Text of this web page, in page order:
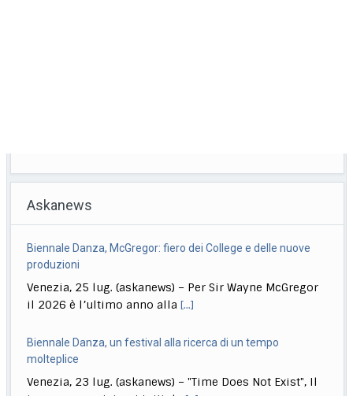
Askanews
Biennale Danza, un festival alla ricerca di un tempo
molteplice
Venezia, 23 lug. (askanews) – "Time Does Not Exist", Il
tempo non esiste, si intitola[...]
Formula1, Norris: "Felice di essere tornato al top"
Roma, 25 lug. (askanews) – "Sono molto felice di
essere tornato al top. La Ferrari[...]